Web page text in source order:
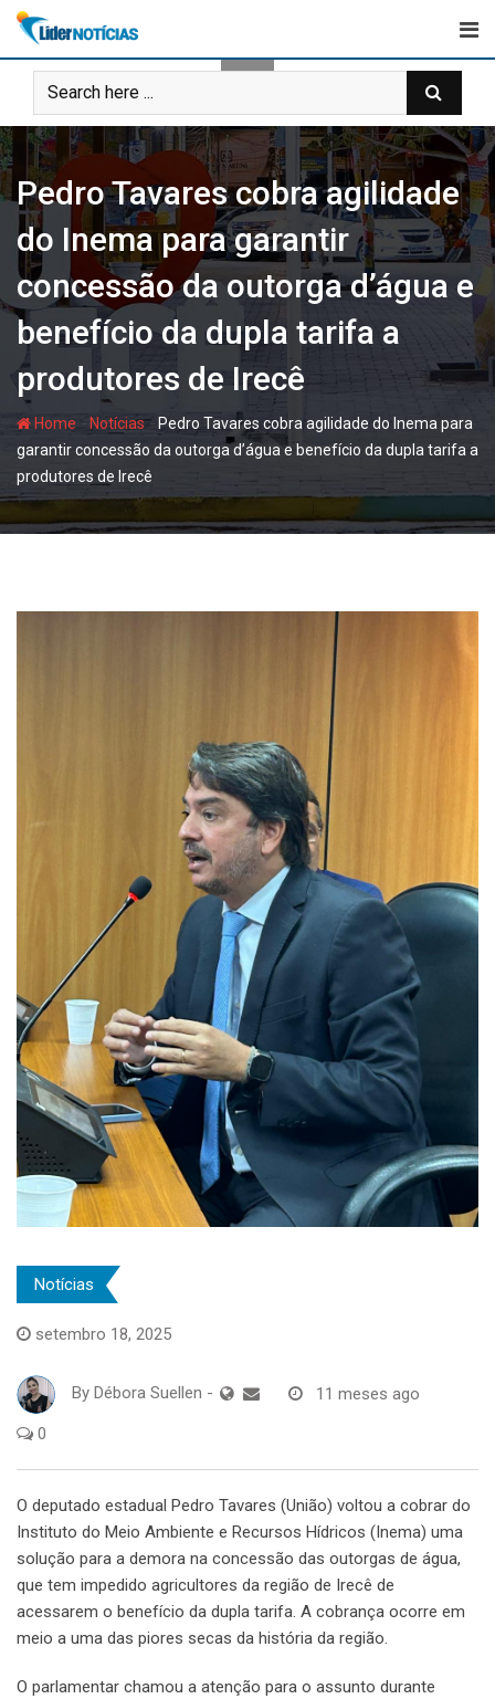
Skip
content
Pedro Tavares cobra agilidade
do Inema para garantir
concessão da outorga d’água e
benefício da dupla tarifa a
produtores de Irecê
Home - Notícias- Pedro Tavares cobra agilidade do Inema para
garantir concessão da outorga d’água e benefício da dupla tarifa a
produtores de Irecê
Notícias
setembro 18, 2025
By Débora Suellen - 11 meses ago
0
O deputado estadual Pedro Tavares (União) voltou a cobrar do
Instituto do Meio Ambiente e Recursos Hídricos (Inema) uma
solução para a demora na concessão das outorgas de água,
que tem impedido agricultores da região de Irecê de
acessarem o benefício da dupla tarifa. A cobrança ocorre em
meio a uma das piores secas da história da região.
O parlamentar chamou a atenção para o assunto durante